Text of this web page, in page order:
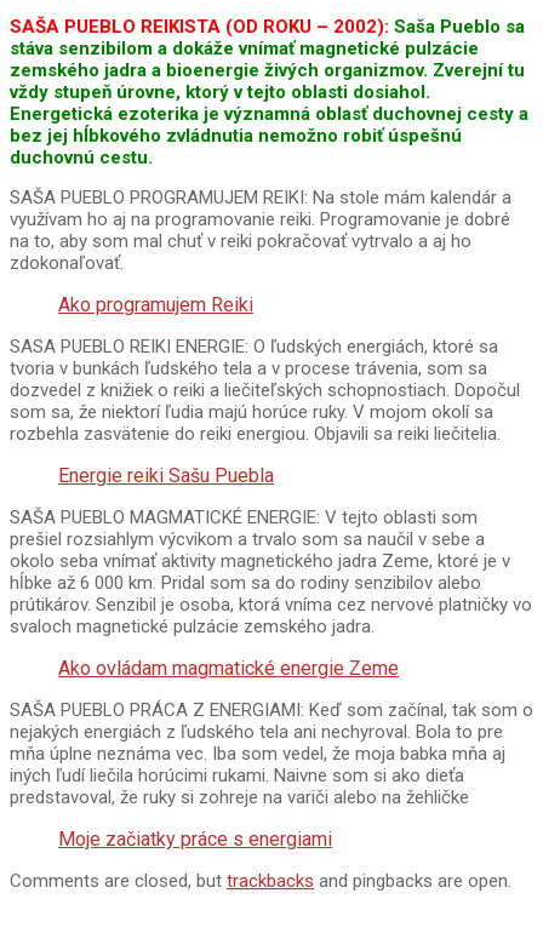
SAŠA PUEBLO REIKISTA (OD ROKU – 2002): Saša Pueblo sa
stáva senzibilom a dokáže vnímať magnetické pulzácie
zemského jadra a bioenergie živých organizmov. Zverejní tu
vždy stupeň úrovne, ktorý v tejto oblasti dosiahol.
Energetická ezoterika je významná oblasť duchovnej cesty a
bez jej hĺbkového zvládnutia nemožno robiť úspešnú
duchovnú cestu.
SAŠA PUEBLO PROGRAMUJEM REIKI: Na stole mám kalendár a
využívam ho aj na programovanie reiki. Programovanie je dobré
na to, aby som mal chuť v reiki pokračovať vytrvalo a aj ho
zdokonaľovať.
Ako programujem Reiki
SASA PUEBLO REIKI ENERGIE: O ľudských energiách, ktoré sa
tvoria v bunkách ľudského tela a v procese trávenia, som sa
dozvedel z knižiek o reiki a liečiteľských schopnostiach. Dopočul
som sa, že niektorí ľudia majú horúce ruky. V mojom okolí sa
rozbehla zasvätenie do reiki energiou. Objavili sa reiki liečitelia.
Energie reiki Sašu Puebla
SAŠA PUEBLO MAGMATICKÉ ENERGIE: V tejto oblasti som
prešiel rozsiahlym výcvikom a trvalo som sa naučil v sebe a
okolo seba vnímať aktivity magnetického jadra Zeme, ktoré je v
hĺbke až 6 000 km. Pridal som sa do rodiny senzibilov alebo
prútikárov. Senzibil je osoba, ktorá vníma cez nervové platničky vo
svaloch magnetické pulzácie zemského jadra.
Ako ovládam magmatické energie Zeme
SAŠA PUEBLO PRÁCA Z ENERGIAMI: Keď som začínal, tak som o
nejakých energiách z ľudského tela ani nechyroval. Bola to pre
mňa úplne neznáma vec. Iba som vedel, že moja babka mňa aj
iných ľudí liečila horúcimi rukami. Naivne som si ako dieťa
predstavoval, že ruky si zohreje na variči alebo na žehličke
Moje začiatky práce s energiami
2020-
Comments are closed, but trackbacks and pingbacks are open.